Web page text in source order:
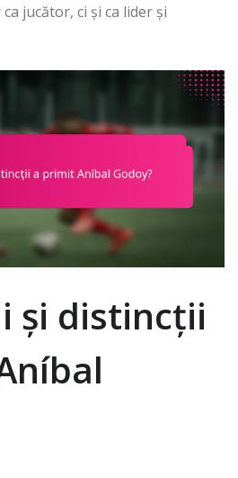
jucător, ci și ca lider și
și distincții